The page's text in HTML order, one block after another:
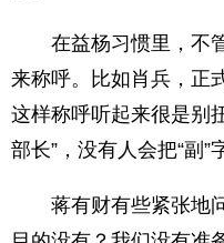
在益杨习惯里，不管
来称呼。比如肖兵，正
这样称呼听起来很是别
部长”，没有人会把“副”
蒋有财有些紧张地问